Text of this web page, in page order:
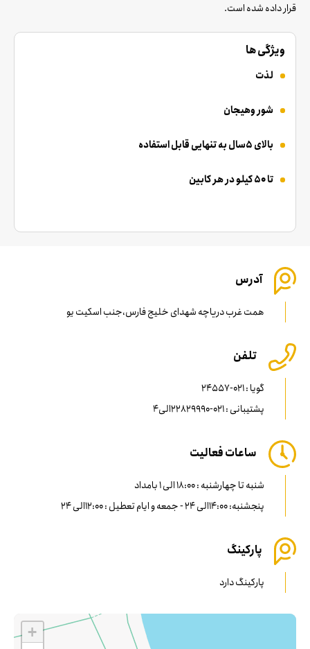
قرار داده شده است.
ویژگی ها
لذت
شور وهیجان
بالای 5سال به تنهایی قابل استفاده
تا 50 کیلو در هر کابین
آدرس
همت غرب دریاچه شهدای خلیج فارس،جنب اسکیت یو
تلفن
گویا : 021-24557
پشتیبانی : 021-22829990الی4
ساعات فعالیت
شنبه تا چهارشنبه : 18:00 الی 1 بامداد
پنجشنبه: 14:00الی 24 - جمعه و ایام تعطیل : 12:00الی 24
پارکینگ
پارکینگ دارد
+